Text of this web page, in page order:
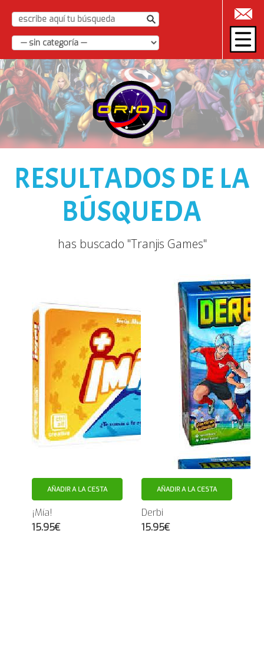
|
RESULTADOS DE LA
BÚSQUEDA
has buscado "Tranjis Games"
AÑADIR A LA CESTA
¡Mía!
15.95€
AÑADIR A LA CESTA
Derbi
15.95€